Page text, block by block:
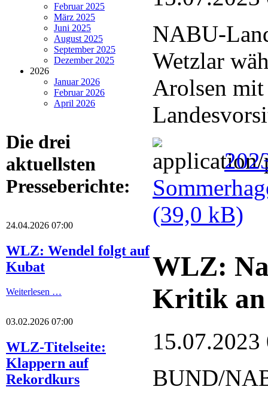
Februar 2025
März 2025
Juni 2025
August 2025
September 2025
Dezember 2025
2026
Januar 2026
Februar 2026
April 2026
Die drei
aktuellsten
Presseberichte:
24.04.2026 07:00
WLZ: Wendel folgt auf
Kubat
Weiterlesen …
03.02.2026 07:00
WLZ-Titelseite:
Klappern auf
Rekordkurs
NABU-
Wetzlar
Arolsen
(39,0 kB)
WLZ:
Kritik an
15.07.2023
BUND/